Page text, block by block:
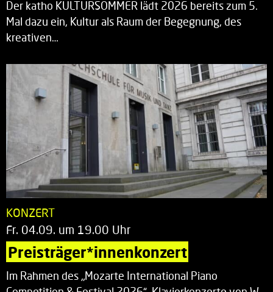
Der katho KULTURSOMMER lädt 2026 bereits zum 5.
Mal dazu ein, Kultur als Raum der Begegnung, des
kreativen…
KONZERT
Fr. 04.09. um 19.00 Uhr
Preisträger*innenkonzert
Im Rahmen des „Mozarte International Piano